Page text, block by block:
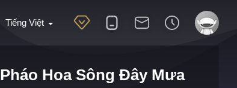
Tiếng Việt
Pháo Hoa Sông Đây Mưa